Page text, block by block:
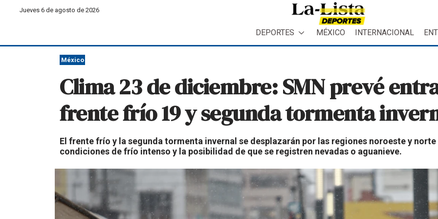
Jueves 6 de agosto de 2026
DEPORTES MÉXICO INTERNACIONAL
México
Clima 23 de diciembre: SMN prevé
frente frío 19 y segunda tormenta
El frente frío y la segunda tormenta invernal se desplazarán por las regiones noroeste y
condiciones de frío intenso y la posibilidad de que se registren nevadas o aguanieve.